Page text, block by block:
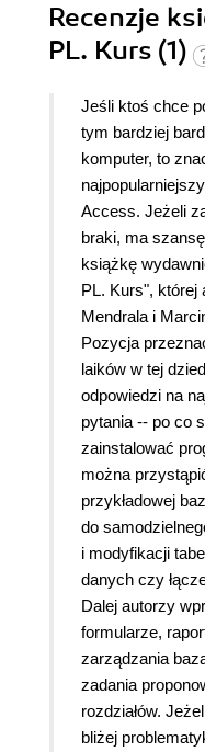
Recenzje
PL. Kurs (1)
Jeśli ktoś chce
tym bardziej
komputer, to
Access. Jeżeli
braki, ma
książkę
PL. Kurs", której
Mendrala i
Pozycja
laików w tej
odpowiedzi na
pytania -- po co
zainstalować
można
przykładowej
do
i modyfikacji
danych czy
Dalej autorzy
formularze,
zarządzania
zadania
rozdziałów.
bliżej